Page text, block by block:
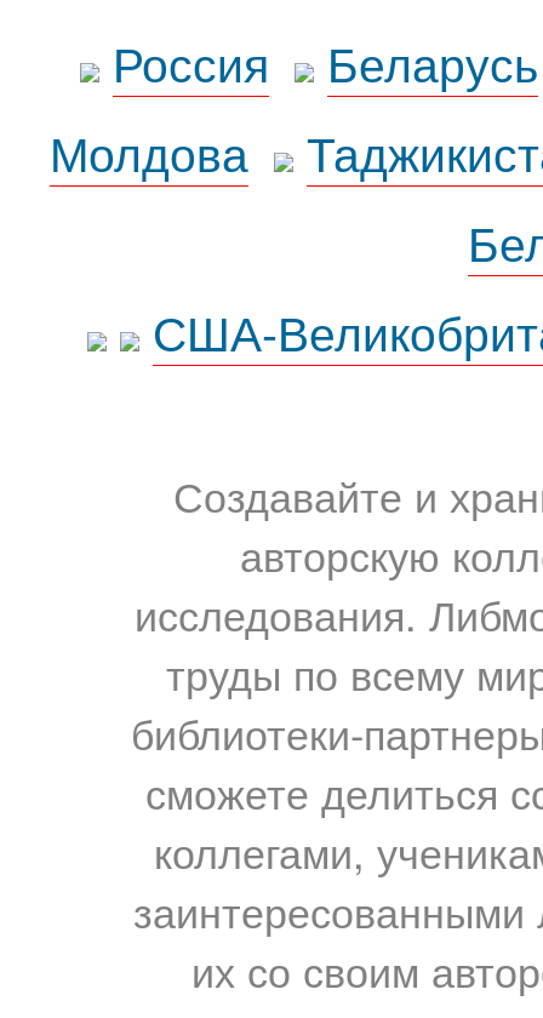
Россия
Беларусь
Молдова
США-
Создавайте и
авторскую
исследования.
труды по всему
библиотеки-
сможете делиться
коллегами,
их со своим